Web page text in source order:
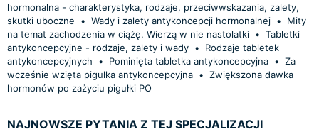
hormonalna - charakterystyka, rodzaje, przeciwwskazania, zalety,
skutki uboczne
• Wady i zalety antykoncepcji hormonalnej •
Mity
na temat zachodzenia w ciążę. Wierzą w nie nastolatki • Tabletki
antykoncepcyjne - rodzaje, zalety i wady •
Rodzaje tabletek
antykoncepcyjnych
• Pominięta tabletka antykoncepcyjna • Za
wcześnie wzięta pigułka antykoncepcyjna • Zwiększona dawka
hormonów po zażyciu pigułki PO
NAJNOWSZE PYTANIA Z TEJ SPECJALIZACJI